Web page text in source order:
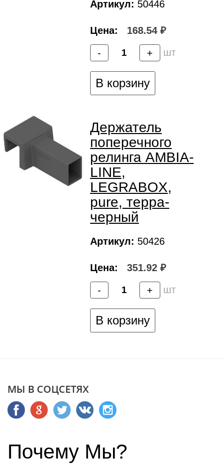
Артикул: 50446
Цена: 168.54 ₽
- + шт
В корзину
Держатель
поперечного
релинга AMBIA-
LINE,
LEGRABOX,
pure, терра-
черный
Артикул: 50426
Цена: 351.92 ₽
- + шт
В корзину
МЫ В СОЦСЕТЯХ
Почему Мы?